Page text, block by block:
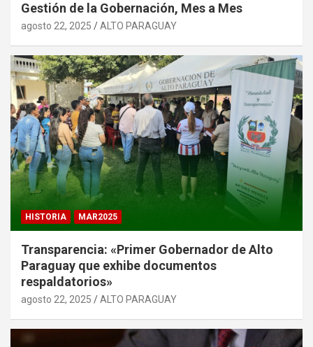
Gestión de la Gobernación, Mes a Mes
agosto 22, 2025 ALTO PARAGUAY
HISTORIA MAR2025
Transparencia: «Primer Gobernador de Alto
Paraguay que exhibe documentos
respaldatorios»
agosto 22, 2025 ALTO PARAGUAY